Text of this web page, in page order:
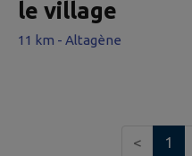
le village
11 km - Altagène
< 1